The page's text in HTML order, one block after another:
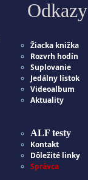
Odkazy
Žiacka knižka
Rozvrh hodín
Suplovanie
Jedálny lístok
Videoalbum
Aktuality
ALF testy
Kontakt
Dôležité linky
Správca